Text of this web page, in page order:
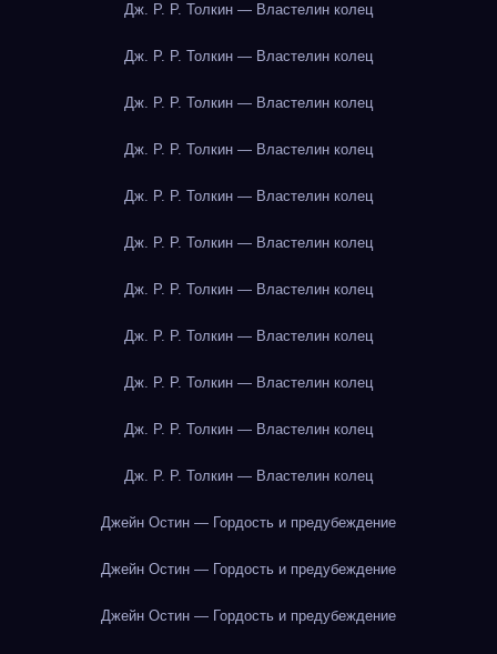
Дж. Р. Р. Толкин — Властелин колец
Дж. Р. Р. Толкин — Властелин колец
Дж. Р. Р. Толкин — Властелин колец
Дж. Р. Р. Толкин — Властелин колец
Дж. Р. Р. Толкин — Властелин колец
Дж. Р. Р. Толкин — Властелин колец
Дж. Р. Р. Толкин — Властелин колец
Дж. Р. Р. Толкин — Властелин колец
Дж. Р. Р. Толкин — Властелин колец
Дж. Р. Р. Толкин — Властелин колец
Дж. Р. Р. Толкин — Властелин колец
Джейн Остин — Гордость и предубеждение
Джейн Остин — Гордость и предубеждение
Джейн Остин — Гордость и предубеждение